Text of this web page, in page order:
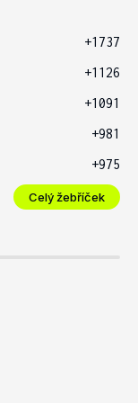
+1737
+1126
+1091
+981
+975
Celý žebříček